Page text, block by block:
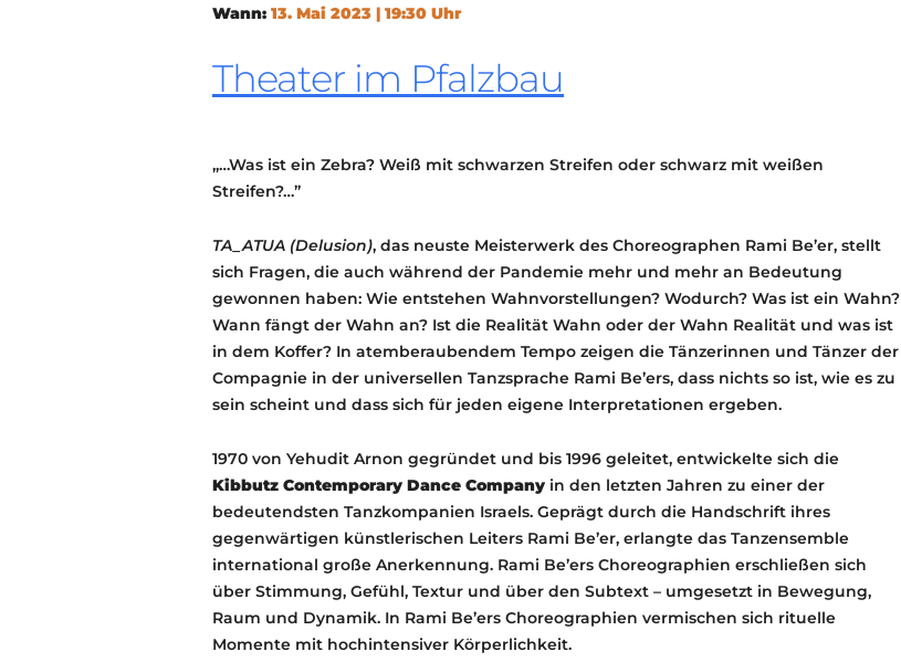
TRANSPARENZ
Wann: 13. Mai 2023 | 19:30 Uhr
Theater im Pfalzbau
„…Was ist ein Zebra? Weiß mit schwarzen Streifen oder schwarz mit weißen
Streifen?…”
TA_ATUA (Delusion), das neuste Meisterwerk des Choreographen Rami Be’er, stellt
sich Fragen, die auch während der Pandemie mehr und mehr an Bedeutung
gewonnen haben: Wie entstehen Wahnvorstellungen? Wodurch? Was ist ein Wahn?
Wann fängt der Wahn an? Ist die Realität Wahn oder der Wahn Realität und was ist
in dem Koffer? In atemberaubendem Tempo zeigen die Tänzerinnen und Tänzer der
Compagnie in der universellen Tanzsprache Rami Be’ers, dass nichts so ist, wie es zu
sein scheint und dass sich für jeden eigene Interpretationen ergeben.
1970 von Yehudit Arnon gegründet und bis 1996 geleitet, entwickelte sich die
Kibbutz Contemporary Dance Company in den letzten Jahren zu einer der
bedeutendsten Tanzkompanien Israels. Geprägt durch die Handschrift ihres
gegenwärtigen künstlerischen Leiters Rami Be’er, erlangte das Tanzensemble
international große Anerkennung. Rami Be’ers Choreographien erschließen sich
über Stimmung, Gefühl, Textur und über den Subtext – umgesetzt in Bewegung,
Raum und Dynamik. In Rami Be’ers Choreographien vermischen sich rituelle
Momente mit hochintensiver Körperlichkeit.